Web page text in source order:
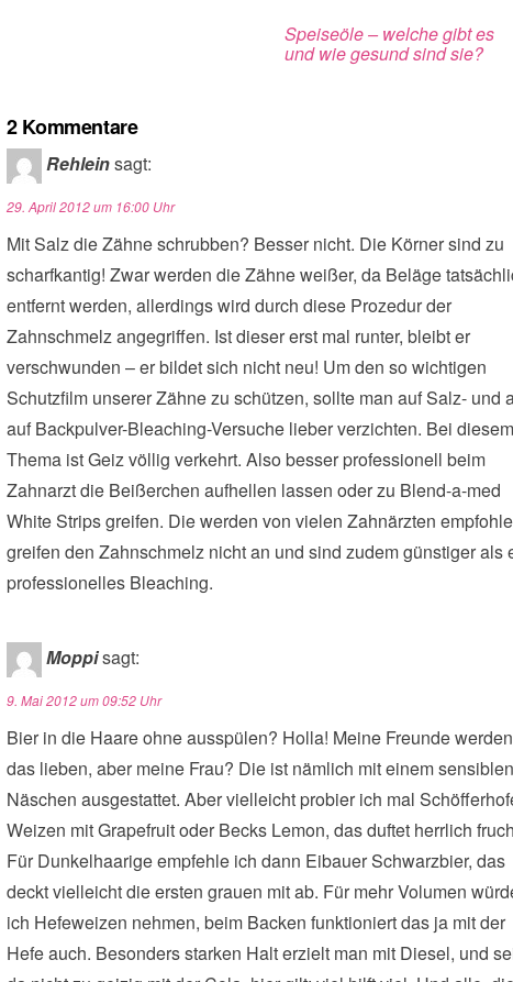
Speiseöle – welche gibt es
und wie gesund sind sie?
2 Kommentare
Rehleinsagt:
29. April 2012 um 16:00 Uhr
Mit Salz die Zähne schrubben? Besser nicht. Die Körner sind zu
scharfkantig! Zwar werden die Zähne weißer, da Beläge
entfernt werden, allerdings wird durch diese Prozedur der
Zahnschmelz angegriffen. Ist dieser erst mal runter, bleibt er
verschwunden – er bildet sich nicht neu! Um den so wichtigen
Schutzfilm unserer Zähne zu schützen, sollte man auf Salz- und
auf Backpulver-Bleaching-Versuche lieber verzichten. Bei diesem
Thema ist Geiz völlig verkehrt. Also besser professionell beim
Zahnarzt die Beißerchen aufhellen lassen oder zu Blend-a-med
White Strips greifen. Die werden von vielen Zahnärzten
greifen den Zahnschmelz nicht an und sind zudem günstiger als
professionelles Bleaching.
Moppisagt:
9. Mai 2012 um 09:52 Uhr
Bier in die Haare ohne ausspülen? Holla! Meine Freunde werden
das lieben, aber meine Frau? Die ist nämlich mit einem sensiblen
Näschen ausgestattet. Aber vielleicht probier ich mal
Weizen mit Grapefruit oder Becks Lemon, das duftet herrlich
Für Dunkelhaarige empfehle ich dann Eibauer Schwarzbier, das
deckt vielleicht die ersten grauen mit ab. Für mehr Volumen
ich Hefeweizen nehmen, beim Backen funktioniert das ja mit der
Hefe auch. Besonders starken Halt erzielt man mit Diesel, und